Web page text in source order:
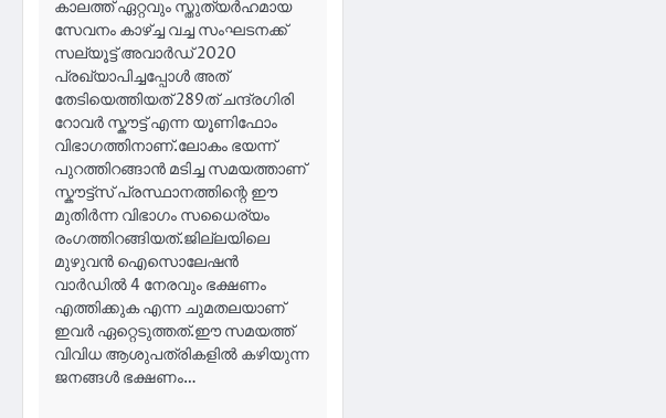
കാലത്ത് ഏറ്റവും സ്തുത്യർഹമായ
സേവനം കാഴ്ച്ച വച്ച സംഘടനക്ക്
സല്യൂട്ട് അവാർഡ് 2020
പ്രഖ്യാപിച്ചപ്പോൾ അത്
തേടിയെത്തിയത് 289ത് ചന്ദ്രഗിരി
റോവർ സ്കൗട്ട് എന്ന യൂണിഫോം
വിഭാഗത്തിനാണ്.ലോകം ഭയന്ന്
പുറത്തിറങ്ങാൻ മടിച്ച സമയത്താണ്
സ്കൗട്ട്സ് പ്രസ്ഥാനത്തിന്റെ ഈ
മുതിർന്ന വിഭാഗം സധൈര്യം
രംഗത്തിറങ്ങിയത്.ജില്ലയിലെ
മുഴുവൻ ഐസൊലേഷൻ
വാർഡിൽ 4 നേരവും ഭക്ഷണം
എത്തിക്കുക എന്ന ചുമതലയാണ്
ഇവർ ഏറ്റെടുത്തത്.ഈ സമയത്ത്
വിവിധ ആശുപത്രികളിൽ കഴിയുന്ന
ജനങ്ങൾ ഭക്ഷണം…